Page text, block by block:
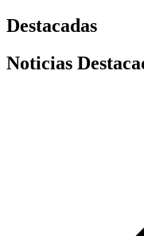
Destacadas
Noticias